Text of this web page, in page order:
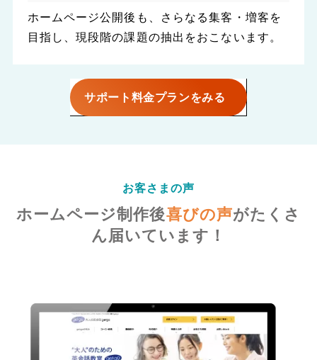
ホームページ公開後も、さらなる集客・増客を
目指し、現段階の課題の抽出をおこないます。
サポート料金プランをみる
お客さまの声
ホームページ制作後喜びの声がたくさ
ん届いています！